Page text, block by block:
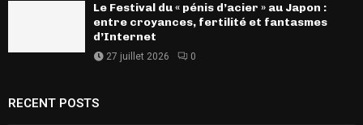
Le Festival du « pénis d’acier » au Japon :
entre croyances, fertilité et fantasmes
d’Internet
27 juillet 2026 0
RECENT POSTS